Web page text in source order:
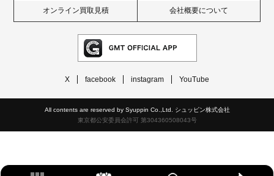
オンライン買取見積 会社概要について
X facebook instagram YouTube
All contents are reserved by Syuppin Co.,Ltd. シュッピン株式会社
東京都公安委員会許可 第304360508043号